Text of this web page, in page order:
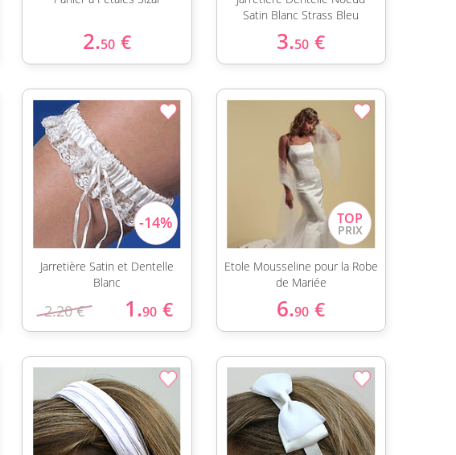
2.50 €
Satin Blanc Strass Bleu
3.50 €
Jarretière Satin et Dentelle
Blanc
2.20 € 1.90 €
Etole Mousseline pour la Robe
de Mariée
6.90 €